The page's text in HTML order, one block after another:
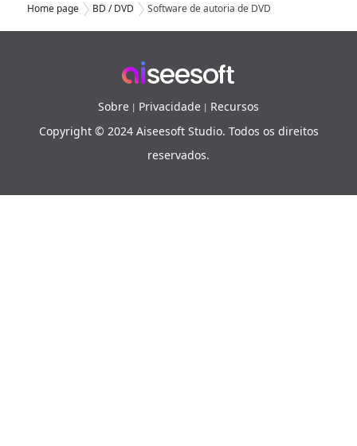
Home page BD / DVD Software de autoria de DVD
Sobre | Privacidade | Recursos
Copyright © 2024 Aiseesoft Studio. Todos os direitos
reservados.